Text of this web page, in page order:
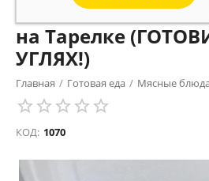
Люля-кебаб
на Тарелке
УГЛЯХ!)
Главная / Готовая еда / Мясные
КОД: 1070